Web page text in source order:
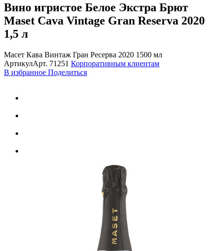
Вино игристое Белое Экстра Брют
Maset Cava Vintage Gran Reserva 2020
1,5 л
Масет Кава Винтаж Гран Ресерва 2020 1500 мл
АртикулАрт. 71251 Корпоративным клиентам
В избранное Поделиться